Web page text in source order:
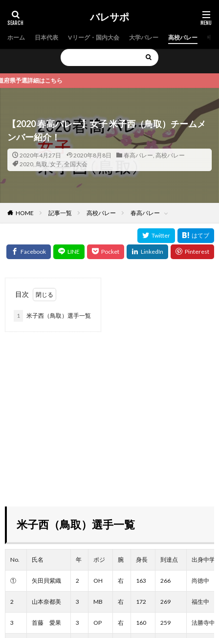
バレサポ
ホーム 日本代表 Vリーグ・国内大会 大学バレー 高校バレー 中
詳細はこちら
【2020 春高バレー】女子 米子西（鳥取）チームメ
ンバー紹介！
2020年4月27日 2020年8月8日 春高バレー, 高校バレー
2020, 鳥取, 女子, 全国大会
HOME 記事一覧 高校バレー 春高バレー
目次
1 米子西（鳥取）選手一覧
米子西（鳥取）選手一覧
No. 氏名 年 ポジ 腕 身長 到達点 出身中学
① 矢田貝紫織 2 OH 右 163 266 尚徳中
2 山本奈都美 3 MB 右 172 269 福生中
3 首藤 愛果 3 OP 右 160 259 法勝寺中